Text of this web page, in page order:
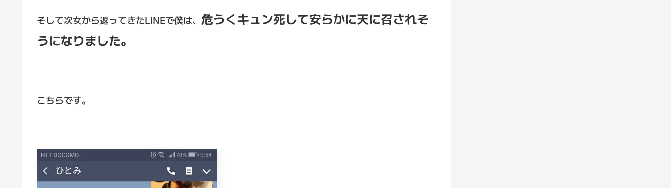
そして次女から返ってきたLINEで僕は、 危うくキュン死して安らかに天に召されそ
うになりました。
こちらです。